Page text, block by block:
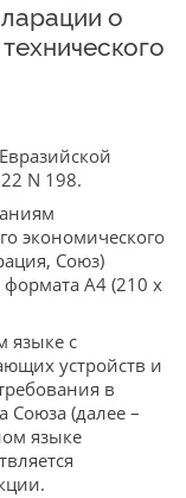
о
N 198.
экономического
Союз)
A4 (210 x
языке с
устройств и
в
Союза (далее –
языке